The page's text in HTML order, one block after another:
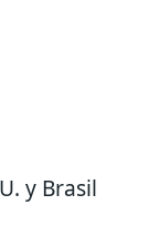
y Brasil